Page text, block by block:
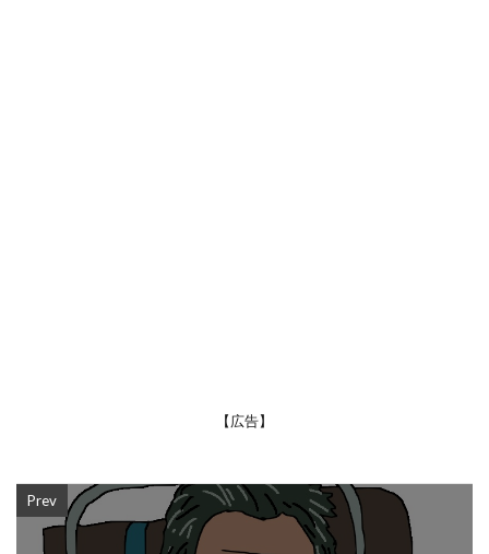
【広告】
Prev